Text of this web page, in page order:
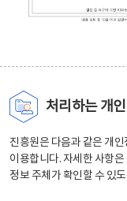
처리하는 개
진흥원은 다음과 같은 개
이용합니다. 자세한 사항
정보 주체가 확인할 수 있